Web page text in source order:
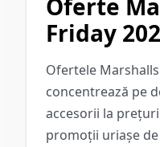
Oferte
Friday
Ofertele
concentrează pe
accesorii la
promoții uriașe